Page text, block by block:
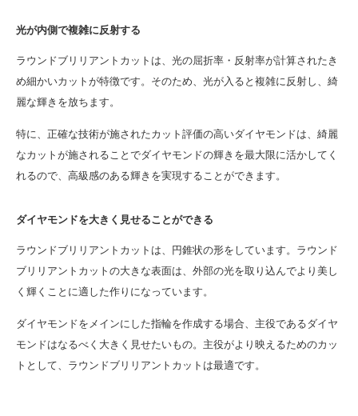
光が内側で複雑に反射する
ラウンドブリリアントカットは、光の屈折率・反射率が計算されたき
め細かいカットが特徴です。そのため、光が入ると複雑に反射し、綺
麗な輝きを放ちます。
特に、正確な技術が施されたカット評価の高いダイヤモンドは、綺麗
なカットが施されることでダイヤモンドの輝きを最大限に活かしてく
れるので、高級感のある輝きを実現することができます。
ダイヤモンドを大きく見せることができる
ラウンドブリリアントカットは、円錐状の形をしています。ラウンド
ブリリアントカットの大きな表面は、外部の光を取り込んでより美し
く輝くことに適した作りになっています。
ダイヤモンドをメインにした指輪を作成する場合、主役であるダイヤ
モンドはなるべく大きく見せたいもの。主役がより映えるためのカッ
トとして、ラウンドブリリアントカットは最適です。